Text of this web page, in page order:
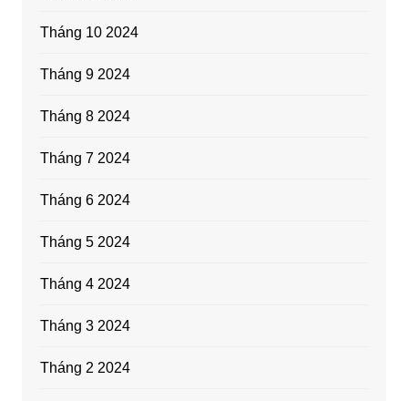
Tháng 10 2024
Tháng 9 2024
Tháng 8 2024
Tháng 7 2024
Tháng 6 2024
Tháng 5 2024
Tháng 4 2024
Tháng 3 2024
Tháng 2 2024